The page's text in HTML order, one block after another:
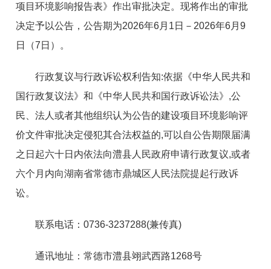
项目环境影响报告表》作出审批决定。现将作出的审批
决定予以公告，公告期为2026年6月1日－2026年6月9
日（7日）。
行政复议与行政诉讼权利告知:依据《中华人民共和
国行政复议法》和《中华人民共和国行政诉讼法》,公
民、法人或者其他组织认为公告的建设项目环境影响评
价文件审批决定侵犯其合法权益的,可以自公告期限届满
之日起六十日内依法向澧县人民政府申请行政复议,或者
六个月内向湖南省常德市鼎城区人民法院提起行政诉
讼。
联系电话：0736-3237288(兼传真)
通讯地址：常德市澧县翊武西路1268号